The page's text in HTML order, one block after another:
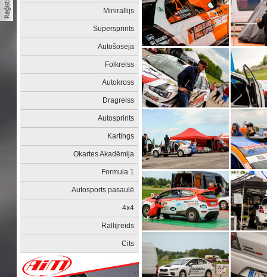
Minirallijs
Supersprints
Autošoseja
Folkreiss
Autokross
Dragreiss
Autosprints
Kartings
Okartes Akadēmija
Formula 1
Autosports pasaulē
4x4
Rallijreids
Cits